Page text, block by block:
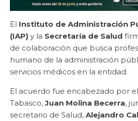
El Instituto de Administración
(IAP) y la Secretaría de Salud
de colaboración que busca
humano de la administración
servicios médicos en la entidad.
El acuerdo fue encabezado por
Tabasco,Juan Molina Becerra,
secretario de Salud, Alejandro